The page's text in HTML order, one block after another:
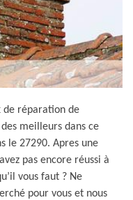
de réparation de
meilleurs dans ce
le 27290. Apres une
pas encore réussi à
vous faut ? Ne
pour vous et nous